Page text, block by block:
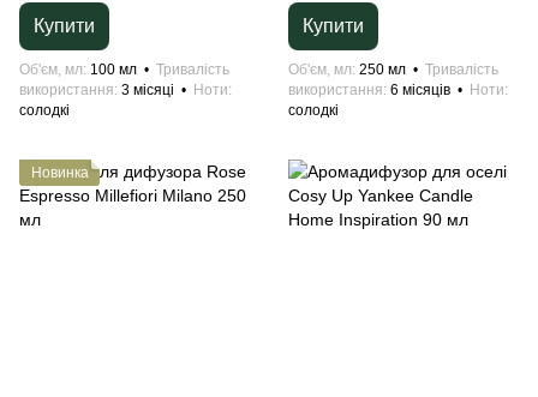
Купити
Об'єм, мл 100 мл
Тривалість
використання 3 місяці
Ноти
солодкі
Купити
Об'єм, мл 250 мл
Тривалість
використання 6 місяців
Ноти
солодкі
Новинка